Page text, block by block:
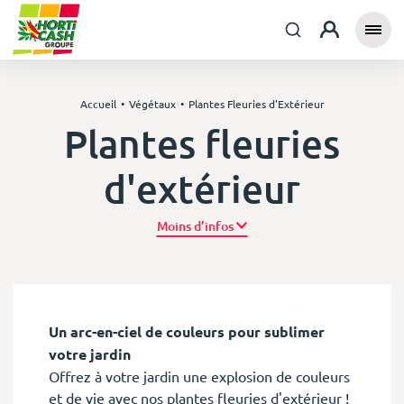
Accueil Végétaux Plantes Fleuries d'Extérieur
Plantes fleuries
d'extérieur
Plus d’infos
Un arc-en-ciel de couleurs pour sublimer
votre jardin
Offrez à votre jardin une explosion de couleurs
et de vie avec nos plantes fleuries d'extérieur !